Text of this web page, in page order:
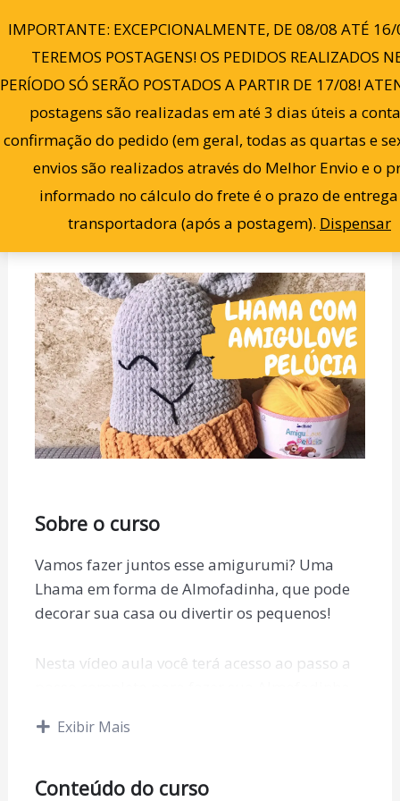
IMPORTANTE: EXCEPCIONALMENTE, DE 08/08 ATÉ
TEREMOS POSTAGENS! OS PEDIDOS REALIZADOS
PERÍODO SÓ SERÃO POSTADOS A PARTIR DE 17/08!
postagens são realizadas em até 3 dias úteis a
confirmação do pedido (em geral, todas as quartas e
envios são realizados através do Melhor Envio e o
informado no cálculo do frete é o prazo de
transportadora (após a postagem). Dispensar
para
conteúdo
0
Passo a Passo de Amigurumi:
Almofadinha Lhama
Lista de desejos Compartilhar
Sobre o curso
Vamos fazer juntos esse amigurumi? Uma
Lhama em forma de Almofadinha, que pode
decorar sua casa ou divertir os pequenos!
Nesta vídeo aula você terá acesso ao passo a
Então, espero que aproveite bastante!
Aproveite para conhecer a Lojinha
Exibir Mais
Conteúdo do curso